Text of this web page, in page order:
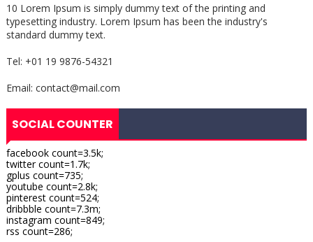
10 Lorem Ipsum is simply dummy text of the printing and
typesetting industry. Lorem Ipsum has been the industry's
standard dummy text.
Tel: +01 19 9876-54321
Email: contact@mail.com
SOCIAL COUNTER
facebook count=3.5k;
twitter count=1.7k;
gplus count=735;
youtube count=2.8k;
pinterest count=524;
dribbble count=7.3m;
instagram count=849;
rss count=286;